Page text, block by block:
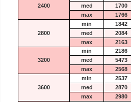
2400
med
1700
max
1766
2800
min 1842
med
2084
max
2163
3200
min 2186
med
5473
max
2568
3600
min 2537
med
2870
max
2980